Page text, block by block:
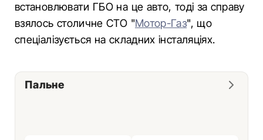
встановлювати ГБО на це авто, тоді за справу
взялось столичне СТО "Мотор-Газ", що
спеціалізується на складних інсталяціях.
Пальне